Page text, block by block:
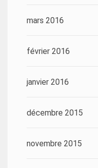
mars 2016
février 2016
janvier 2016
décembre 2015
novembre 2015